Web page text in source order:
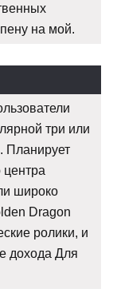
на мой.
три или
Планирует
центра
широко
Dragon
ролики, и
дохода Для